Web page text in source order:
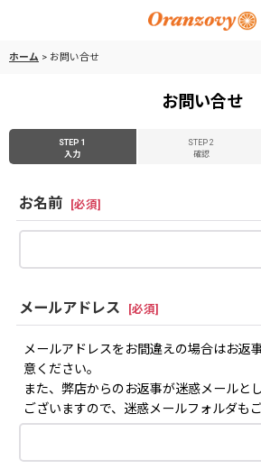
ホーム > お問い合せ
お問い合せ
STEP 1
入力
STEP 2
確認
お名前 [必須]
メールアドレス [必須]
メールアドレスをお間違えの場合はお返
意ください。
また、弊店からのお返事が迷惑メールと
ございますので、迷惑メールフォルダも